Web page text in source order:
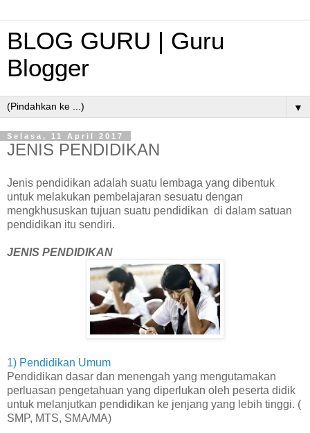
BLOG GURU | Guru
Blogger
▼
Selasa, 11 April 2017
JENIS PENDIDIKAN
Jenis pendidikan adalah suatu lembaga yang dibentuk
untuk melakukan pembelajaran sesuatu dengan
mengkhususkan tujuan suatu pendidikan di dalam satuan
pendidikan itu sendiri.
JENIS PENDIDIKAN
1) Pendidikan Umum
Pendidikan dasar dan menengah yang mengutamakan
perluasan pengetahuan yang diperlukan oleh peserta didik
untuk melanjutkan pendidikan ke jenjang yang lebih tinggi. (
SMP, MTS, SMA/MA)